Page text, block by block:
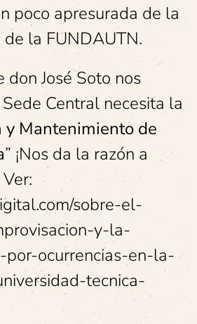
poco apresurada de la
la FUNDAUTN.
don José Soto nos
Central necesita la
y Mantenimiento de
” ¡Nos da la razón a
sobre-el-
y-la-
por-ocurrencias-en-la-
tecnica-